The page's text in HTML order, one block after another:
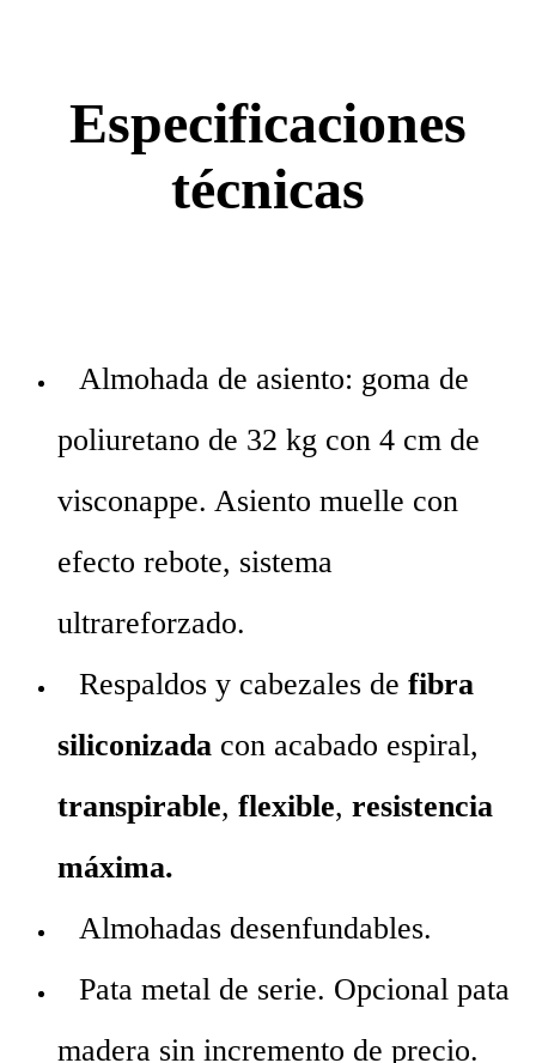
Especificaciones
técnicas
Almohada de asiento: goma de
poliuretano de 32 kg con 4 cm de
visconappe. Asiento muelle con
efecto rebote, sistema
ultrareforzado.
Respaldos y cabezales de fibra
siliconizada con acabado espiral,
transpirable, flexible, resistencia
máxima.
Almohadas desenfundables.
Pata metal de serie. Opcional pata
madera sin incremento de precio.